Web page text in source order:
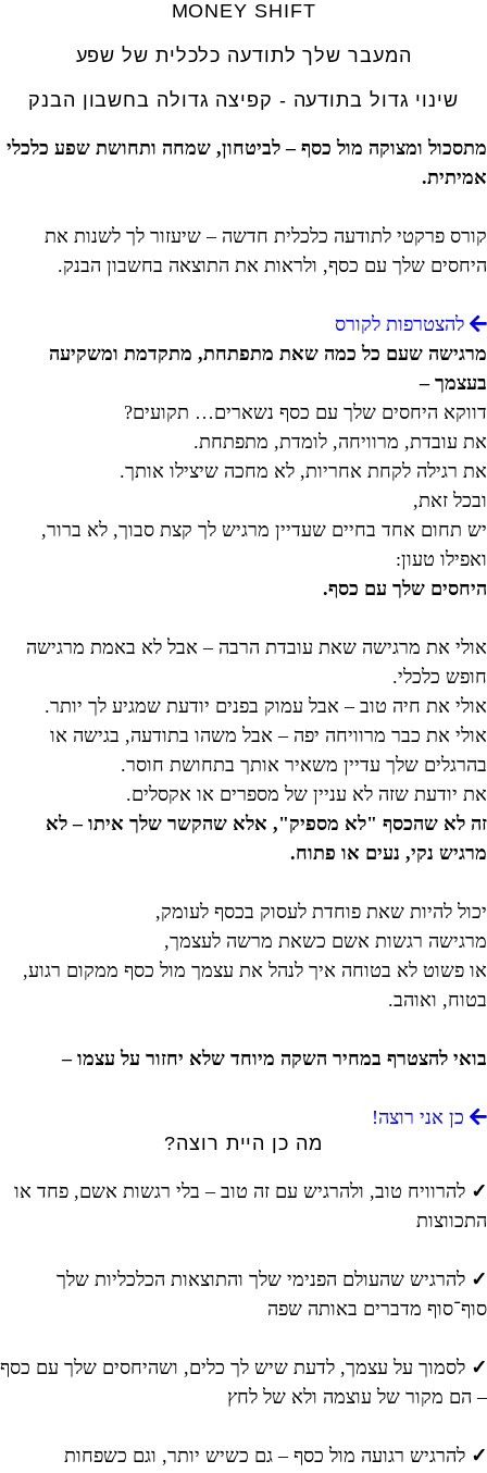
MONEY SHIFT
המעבר שלך לתודעה כלכלית של שפע
שינוי גדול בתודעה - קפיצה גדולה בחשבון הבנק
מתסכול ומצוקה מול כסף – לביטחון, שמחה ותחושת שפע כלכלי
אמיתית.
קורס פרקטי לתודעה כלכלית חדשה – שיעזור לך לשנות את
היחסים שלך עם כסף, ולראות את התוצאה בחשבון הבנק.
להצטרפות לקורס
מרגישה שעם כל כמה שאת מתפתחת, מתקדמת ומשקיעה
בעצמך –
דווקא היחסים שלך עם כסף נשארים… תקועים?
את עובדת, מרוויחה, לומדת, מתפתחת.
את רגילה לקחת אחריות, לא מחכה שיצילו אותך.
ובכל זאת,
יש תחום אחד בחיים שעדיין מרגיש לך קצת סבוך, לא ברור,
ואפילו טעון:
היחסים שלך עם כסף.
אולי את מרגישה שאת עובדת הרבה – אבל לא באמת מרגישה
חופש כלכלי.
אולי את חיה טוב – אבל עמוק בפנים יודעת שמגיע לך יותר.
אולי את כבר מרוויחה יפה – אבל משהו בתודעה, בגישה או
בהרגלים שלך עדיין משאיר אותך בתחושת חוסר.
את יודעת שזה לא עניין של מספרים או אקסלים.
זה לא שהכסף "לא מספיק", אלא שהקשר שלך איתו – לא
מרגיש נקי, נעים או פתוח.
יכול להיות שאת פוחדת לעסוק בכסף לעומק,
מרגישה רגשות אשם כשאת מרשה לעצמך,
או פשוט לא בטוחה איך לנהל את עצמך מול כסף ממקום רגוע,
בטוח, ואוהב.
בואי להצטרף במחיר השקה מיוחד שלא יחזור על עצמו –
כן אני רוצה!
מה כן היית רוצה?
✓ להרוויח טוב, ולהרגיש עם זה טוב – בלי רגשות אשם, פחד או
התכווצות
✓ להרגיש שהעולם הפנימי שלך והתוצאות הכלכליות שלך
סוף־סוף מדברים באותה שפה
✓ לסמוך על עצמך, לדעת שיש לך כלים, ושהיחסים שלך עם כסף
– הם מקור של עוצמה ולא של לחץ
✓ להרגיש רגועה מול כסף – גם כשיש יותר, וגם כשפחות